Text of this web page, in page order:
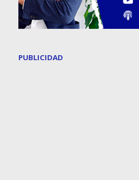
PUBLICIDAD